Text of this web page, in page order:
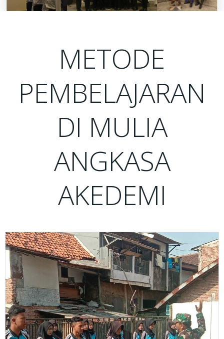
METODE
PEMBELAJARAN
DI MULIA
ANGKASA
AKEDEMI